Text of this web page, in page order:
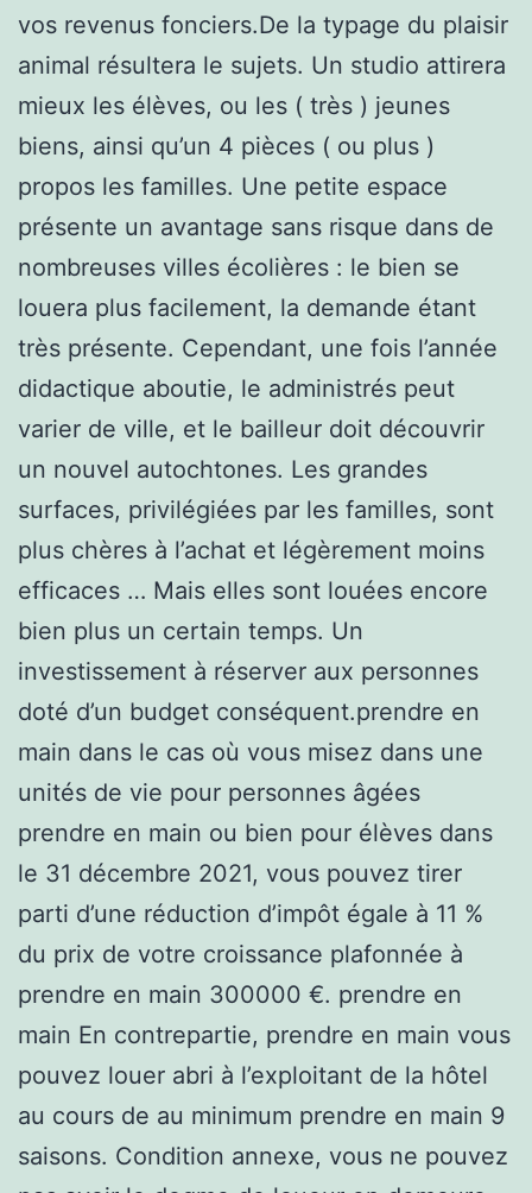
vos revenus fonciers.De la typage du plaisir
animal résultera le sujets. Un studio attirera
mieux les élèves, ou les ( très ) jeunes
biens, ainsi qu’un 4 pièces ( ou plus )
propos les familles. Une petite espace
présente un avantage sans risque dans de
nombreuses villes écolières : le bien se
louera plus facilement, la demande étant
très présente. Cependant, une fois l’année
didactique aboutie, le administrés peut
varier de ville, et le bailleur doit découvrir
un nouvel autochtones. Les grandes
surfaces, privilégiées par les familles, sont
plus chères à l’achat et légèrement moins
efficaces … Mais elles sont louées encore
bien plus un certain temps. Un
investissement à réserver aux personnes
doté d’un budget conséquent.prendre en
main dans le cas où vous misez dans une
unités de vie pour personnes âgées
prendre en main ou bien pour élèves dans
le 31 décembre 2021, vous pouvez tirer
parti d’une réduction d’impôt égale à 11 %
du prix de votre croissance plafonnée à
prendre en main 300000 €. prendre en
main En contrepartie, prendre en main vous
pouvez louer abri à l’exploitant de la hôtel
au cours de au minimum prendre en main 9
saisons. Condition annexe, vous ne pouvez